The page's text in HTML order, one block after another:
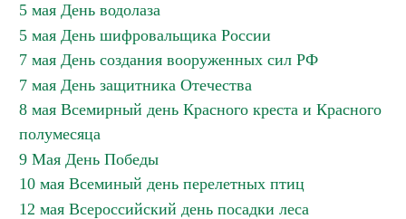
5 мая День водолаза
5 мая День шифровальщика России
7 мая День создания вооруженных сил РФ
7 мая День защитника Отечества
8 мая Всемирный день Красного креста и Красного
полумесяца
9 Мая День Победы
10 мая Всеминый день перелетных птиц
12 мая Всероссийский день посадки леса